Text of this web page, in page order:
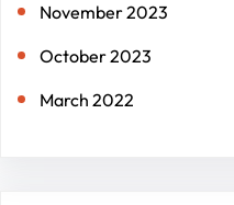
November 2023
October 2023
March 2022